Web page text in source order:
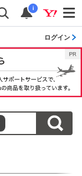
i
ログイン